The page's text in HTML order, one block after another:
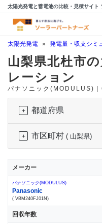
太陽光発電と蓄電池の比較・見積サイト
太陽光発電 » 発電量・収支シミ
山梨県北杜市
レーション
パナソニック(MODULUS)
都道府県
市区町村 ( 山梨県)
メーカー
パナソニック(MODULUS)
Panasonic
( VBM240FJ01N)
回収年数